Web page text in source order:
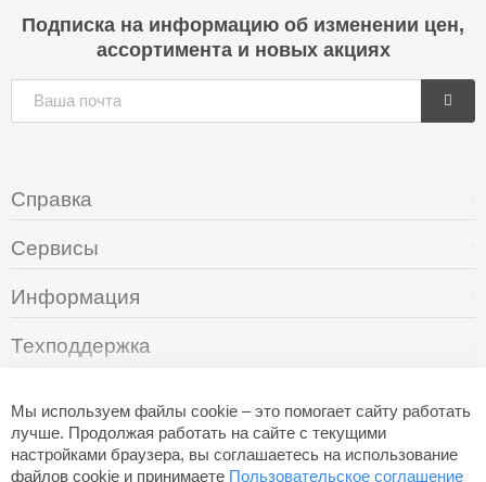
Мы используем файлы cookie – это помогает сайту работать
лучше. Продолжая работать на сайте с текущими
настройками браузера, вы соглашаетесь на использование
файлов cookie и принимаете Пользовательское соглашение
Подписка на информацию об изменении цен,
ассортимента и новых акциях
Справка
Сервисы
Информация
Техподдержка
+7 (495) 249-05-94